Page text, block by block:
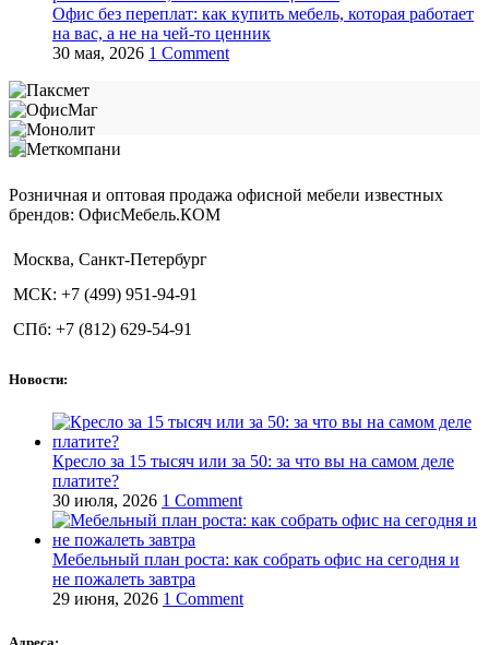
Офис без переплат: как купить мебель, которая работает
на вас, а не на чей‑то ценник
30 мая, 2026 1 Comment
Розничная и оптовая продажа офисной мебели известных
брендов: ОфисМебель.КОМ
Москва, Санкт-Петербург
МСК: +7 (499) 951-94-91
СПб: +7 (812) 629-54-91
Новости:
Кресло за 15 тысяч или за 50: за что вы на самом деле
платите?
30 июля, 2026 1 Comment
Мебельный план роста: как собрать офис на сегодня и
не пожалеть завтра
29 июня, 2026 1 Comment